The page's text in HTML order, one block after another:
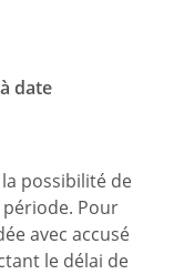
date
possibilité de
Pour
avec accusé
le délai de